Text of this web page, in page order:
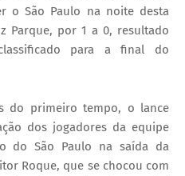
o São Paulo na noite desta
Parque, por 1 a 0, resultado
para a final do
do primeiro tempo, o lance
dos jogadores da equipe
do São Paulo na saída da
Roque, que se chocou com